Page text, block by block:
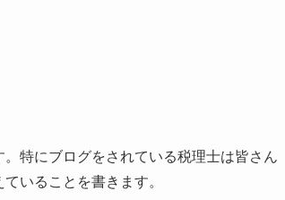
特にブログをされている税理士は皆さん
いることを書きます。